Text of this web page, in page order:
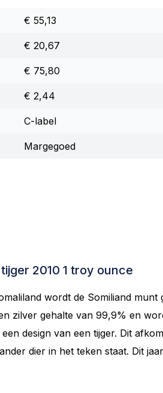
€ 55,13
€ 20,67
€ 75,80
€ 2,44
C-label
Margegoed
2010 1 troy ounce
wordt de Somiliand munt
zilver gehalte van 99,9% en
design van een tijger. Dit
dier in het teken staat. Dit